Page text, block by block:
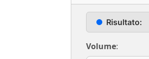
Risultato:
Volume: